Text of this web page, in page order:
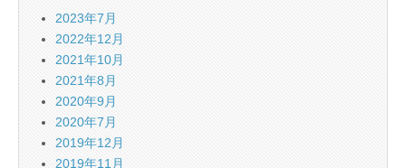
2023年7月
2022年12月
2021年10月
2021年8月
2020年9月
2020年7月
2019年12月
2019年11月